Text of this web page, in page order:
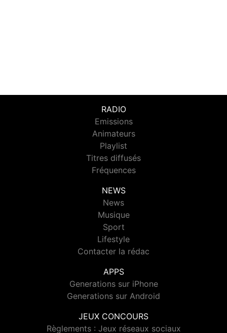
RADIO
Emissions
Animateurs
Playlist
Titres diffusés
Fréquences
NEWS
News
Musique
Sport
Lifestyle
Contacter la rédac
APPS
Generations sur iPhone
Generations sur Android
JEUX CONCOURS
Règlements : Jeux réseaux sociaux